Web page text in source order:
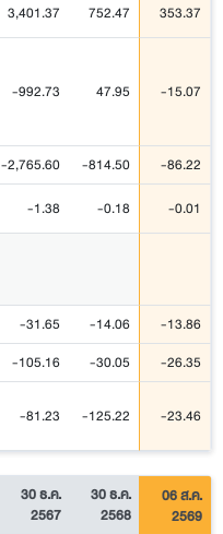
3,401.37 752.47 353.37
-992.73 47.95 -15.07
-2,765.60 -814.50 -86.22
-1.38 -0.18
-0.01
-31.65 -14.06 -13.86
-105.16 -30.05 -26.35
-81.23 -125.22 -23.46
30 ธ.ค.
2567
30 ธ.ค.
2568
06 ส.ค.
2569